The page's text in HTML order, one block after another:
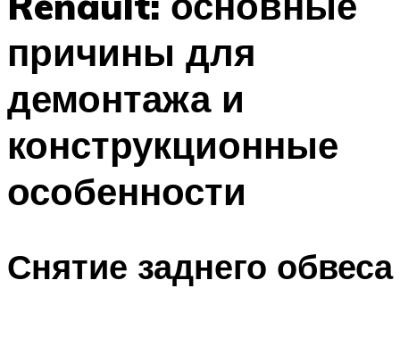
причины для
демонтажа и
конструкционные
особенности
Снятие заднего обвеса